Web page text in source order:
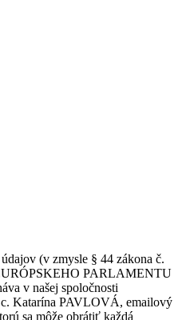
(v zmysle § 44 zákona č.
PARLAMENTU
v našej spoločnosti
Katarína PAVLOVÁ, emailový
sa môže obrátiť každá